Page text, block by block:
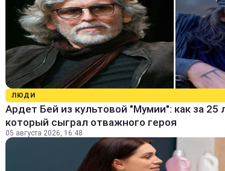
ЛЮДИ
Ардет Бей из культовой "Мумии": как за 25
который сыграл отважного героя
05 августа 2026, 16:48